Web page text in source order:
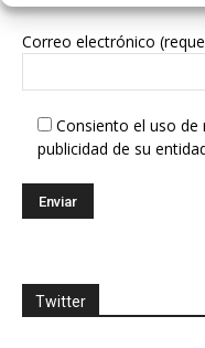
Correo electrónico
Consiento el uso
publicidad de su
Twitter